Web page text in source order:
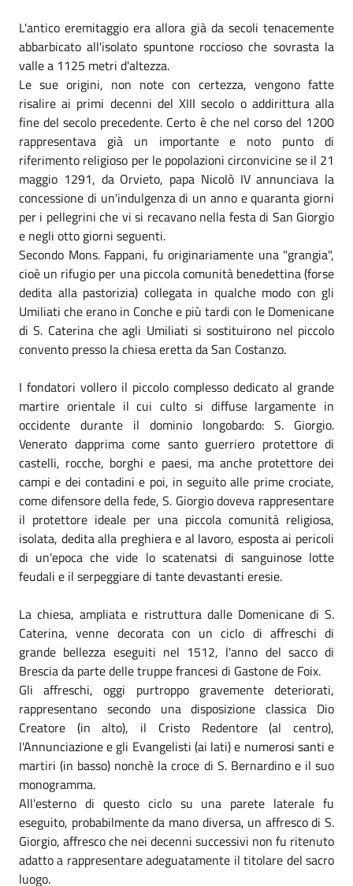
L'antico eremitaggio era allora già da secoli tenacemente
abbarbicato all'isolato spuntone roccioso che sovrasta la
valle a 1125 metri d'altezza.
Le sue origini, non note con certezza, vengono fatte
risalire ai primi decenni del XIII secolo o addirittura alla
fine del secolo precedente. Certo è che nel corso del 1200
rappresentava già un importante e noto punto di
riferimento religioso per le popolazioni circonvicine se il 21
maggio 1291, da Orvieto, papa Nicolò IV annunciava la
concessione di un'indulgenza di un anno e quaranta giorni
per i pellegrini che vi si recavano nella festa di San Giorgio
e negli otto giorni seguenti.
Secondo Mons. Fappani, fu originariamente una "grangia",
cioè un rifugio per una piccola comunità benedettina (forse
dedita alla pastorizia) collegata in qualche modo con gli
Umiliati che erano in Conche e più tardi con le Domenicane
di S. Caterina che agli Umiliati si sostituirono nel piccolo
convento presso la chiesa eretta da San Costanzo.
I fondatori vollero il piccolo complesso dedicato al grande
martire orientale il cui culto si diffuse largamente in
occidente durante il dominio longobardo: S. Giorgio.
Venerato dapprima come santo guerriero protettore di
castelli, rocche, borghi e paesi, ma anche protettore dei
campi e dei contadini e poi, in seguito alle prime crociate,
come difensore della fede, S. Giorgio doveva rappresentare
il protettore ideale per una piccola comunità religiosa,
isolata, dedita alla preghiera e al lavoro, esposta ai pericoli
di un'epoca che vide lo scatenatsi di sanguinose lotte
feudali e il serpeggiare di tante devastanti eresie.
La chiesa, ampliata e ristruttura dalle Domenicane di S.
Caterina, venne decorata con un ciclo di affreschi di
grande bellezza eseguiti nel 1512, l'anno del sacco di
Brescia da parte delle truppe francesi di Gastone de Foix.
Gli affreschi, oggi purtroppo gravemente deteriorati,
rappresentano secondo una disposizione classica Dio
Creatore (in alto), il Cristo Redentore (al centro),
l'Annunciazione e gli Evangelisti (ai lati) e numerosi santi e
martiri (in basso) nonchè la croce di S. Bernardino e il suo
monogramma.
All'esterno di questo ciclo su una parete laterale fu
eseguito, probabilmente da mano diversa, un affresco di S.
Giorgio, affresco che nei decenni successivi non fu ritenuto
adatto a rappresentare adeguatamente il titolare del sacro
luogo.